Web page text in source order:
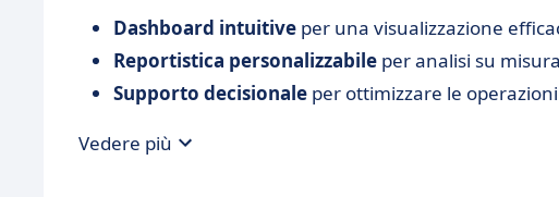
Dashboard intuitive per una visualizzazione
Reportistica personalizzabile per analisi su misura
Supporto decisionale per ottimizzare le
Vedere più